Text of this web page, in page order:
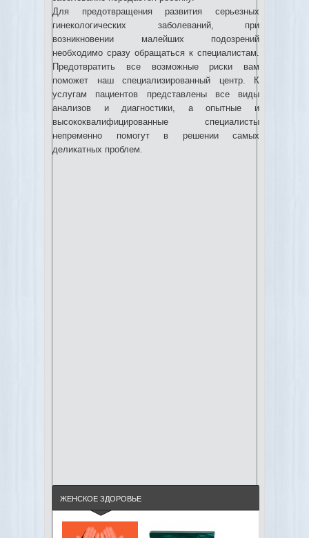
Для предотвращения развития серьезных
гинекологических заболеваний, при
возникновении малейших подозрений
необходимо сразу обращаться к специалистам.
Предотвратить все возможные риски вам
поможет наш специализированный центр. К
услугам пациентов представлены все виды
анализов и диагностики, а опытные и
высококвалифицированные специалисты
непременно помогут в решении самых
деликатных проблем.
ЖЕНСКОЕ ЗДОРОВЬЕ